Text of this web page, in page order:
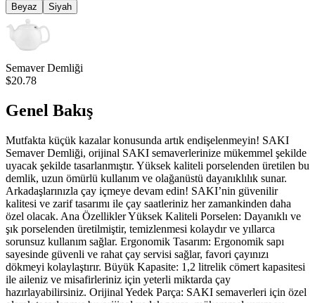
Beyaz Siyah
Semaver Demliği
$20.78
Genel Bakış
Mutfakta küçük kazalar konusunda artık endişelenmeyin! SAKI
Semaver Demliği, orijinal SAKI semaverlerinize mükemmel şekilde
uyacak şekilde tasarlanmıştır. Yüksek kaliteli porselenden üretilen bu
demlik, uzun ömürlü kullanım ve olağanüstü dayanıklılık sunar.
Arkadaşlarınızla çay içmeye devam edin! SAKI’nin güvenilir
kalitesi ve zarif tasarımı ile çay saatleriniz her zamankinden daha
özel olacak. Ana Özellikler Yüksek Kaliteli Porselen: Dayanıklı ve
şık porselenden üretilmiştir, temizlenmesi kolaydır ve yıllarca
sorunsuz kullanım sağlar. Ergonomik Tasarım: Ergonomik sapı
sayesinde güvenli ve rahat çay servisi sağlar, favori çayınızı
dökmeyi kolaylaştırır. Büyük Kapasite: 1,2 litrelik cömert kapasitesi
ile aileniz ve misafirleriniz için yeterli miktarda çay
hazırlayabilirsiniz. Orijinal Yedek Parça: SAKI semaverleri için özel